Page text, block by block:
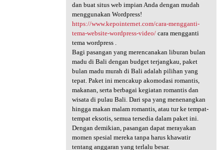
dan buat situs web impian Anda dengan mudah
menggunakan Wordpress!
https://www.kepointernet.com/cara-mengganti-
tema-website-wordpress-video/cara mengganti
tema wordpress .
Bagi pasangan yang merencanakan liburan bulan
madu di Bali dengan budget terjangkau, paket
bulan madu murah di Bali adalah pilihan yang
tepat. Paket ini mencakup akomodasi romantis,
makanan, serta berbagai kegiatan romantis dan
wisata di pulau Bali. Dari spa yang menenangkan
hingga makan malam romantis, atau tur ke tempat-
tempat eksotis, semua tersedia dalam paket ini.
Dengan demikian, pasangan dapat merayakan
momen spesial mereka tanpa harus khawatir
tentang anggaran yang terlalu besar.